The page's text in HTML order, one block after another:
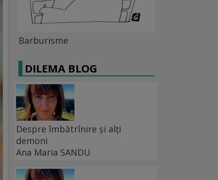
Barburisme
DILEMA BLOG
Despre îmbătrînire și alți
demoni
Ana Maria SANDU